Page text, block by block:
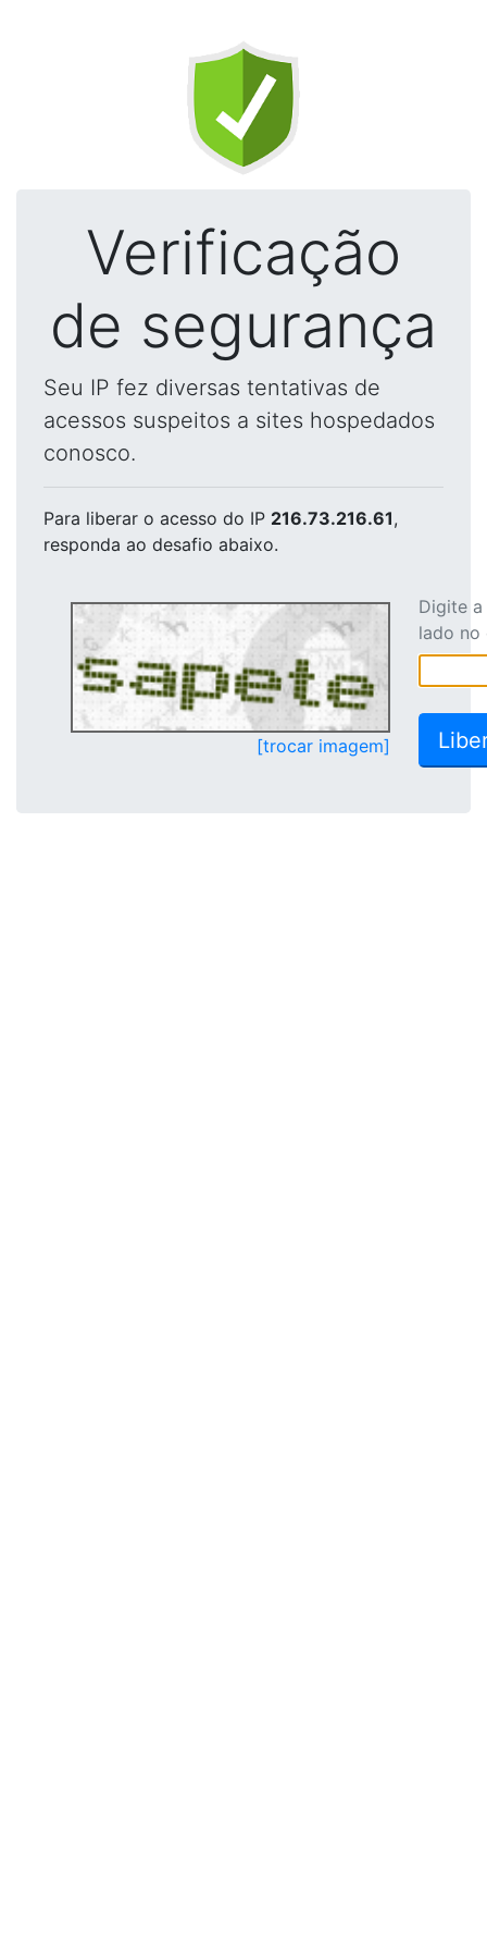
Verificação
de segurança
Seu IP fez diversas tentativas de
acessos suspeitos a sites hospedados
conosco.
Para liberar o acesso do IP 216.73.216.61,
responda ao desafio abaixo.
[trocar imagem]
Digite
lado no